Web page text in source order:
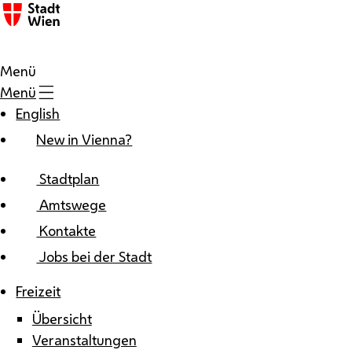
Zum Inhalt
Menü
Menü
English
New in Vienna?
Stadtplan
Amtswege
Kontakte
Jobs bei der Stadt
Freizeit
Übersicht
Veranstaltungen